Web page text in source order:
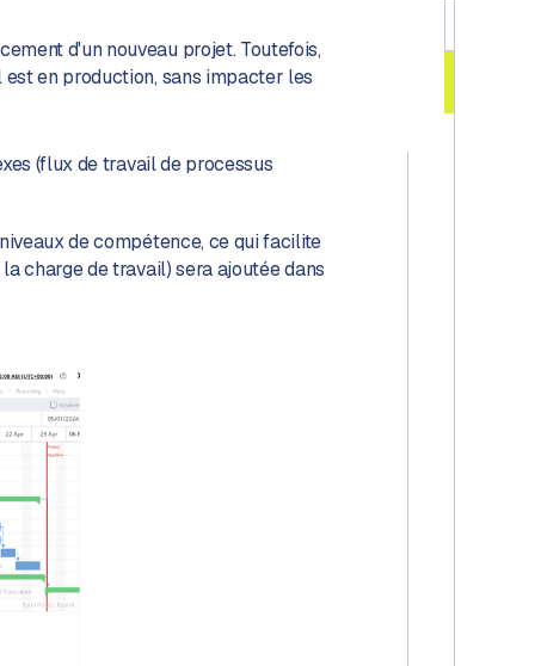
d'un nouveau projet. Toutefois,
en production, sans impacter les
(flux de travail de processus
de compétence, ce qui facilite
charge de travail) sera ajoutée dans